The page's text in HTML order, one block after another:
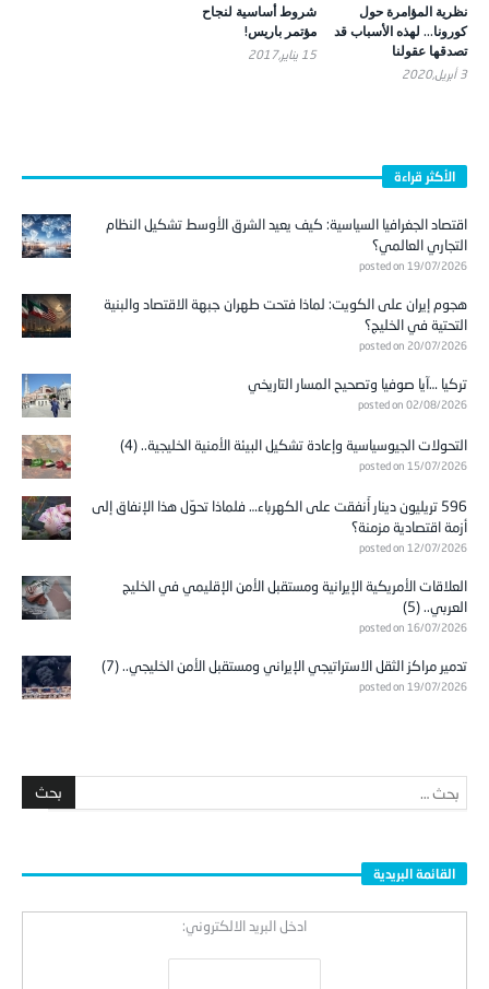
نظرية المؤامرة حول
كورونا… لهذه الأسباب قد
تصدقها عقولنا
3 أبريل,2020
شروط أساسية لنجاح
مؤتمر باريس!
15 يناير,2017
الأكثر قراءة
اقتصاد الجغرافيا السياسية: كيف يعيد الشرق الأوسط تشكيل النظام
التجاري العالمي؟
posted on 19/07/2026
هجوم إيران على الكويت: لماذا فتحت طهران جبهة الاقتصاد والبنية
التحتية في الخليج؟
posted on 20/07/2026
تركيا …آيا صوفيا وتصحيح المسار التاريخي
posted on 02/08/2026
التحولات الجيوسياسية وإعادة تشكيل البيئة الأمنية الخليجية.. (4)
posted on 15/07/2026
596 تريليون دينار أُنفقت على الكهرباء… فلماذا تحوّل هذا الإنفاق إلى
أزمة اقتصادية مزمنة؟
posted on 12/07/2026
العلاقات الأمريكية الإيرانية ومستقبل الأمن الإقليمي في الخليج
العربي.. (5)
posted on 16/07/2026
تدمير مراكز الثقل الاستراتيجي الإيراني ومستقبل الأمن الخليجي.. (7)
posted on 19/07/2026
القائمة البريدية
ادخل البريد الالكتروني: